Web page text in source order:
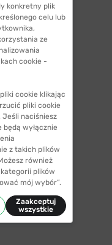
konkretny plik
celu lub
ze
cookie -
cookie klikając
pliki cookie
Jeśli naciśniesz
będą wyłącznie
z takich plików
również
plików
mój wybór”.
Zaakceptuj
wszystkie